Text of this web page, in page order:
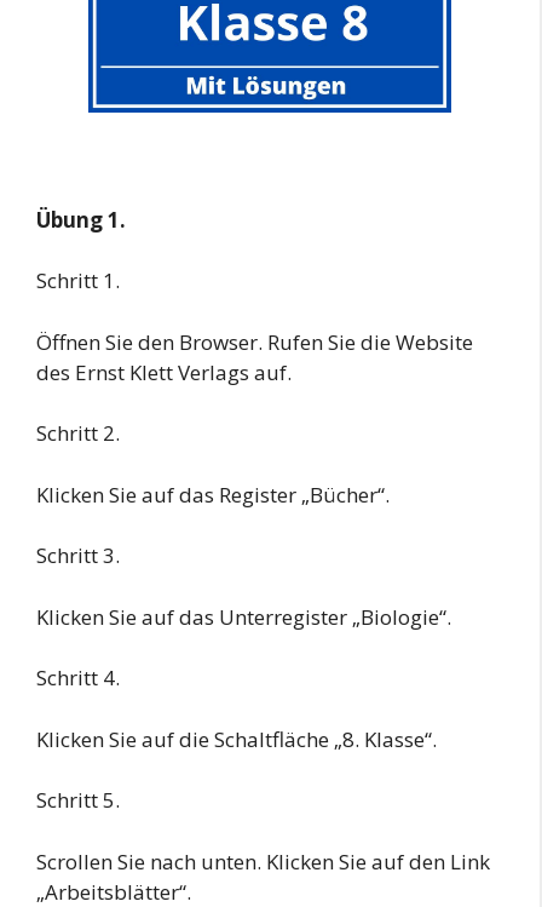
Übung 1.
Schritt 1.
Öffnen Sie den Browser. Rufen Sie die Website
des Ernst Klett Verlags auf.
Schritt 2.
Klicken Sie auf das Register „Bücher“.
Schritt 3.
Klicken Sie auf das Unterregister „Biologie“.
Schritt 4.
Klicken Sie auf die Schaltfläche „8. Klasse“.
Schritt 5.
Scrollen Sie nach unten. Klicken Sie auf den Link
„Arbeitsblätter“.